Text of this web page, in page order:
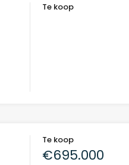
Te koop
Te koop
€695.000